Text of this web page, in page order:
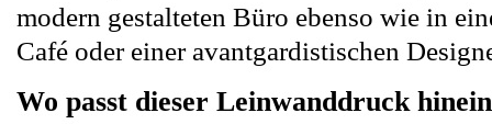
modern gestalteten Büro ebenso wie in
Café oder einer avantgardistischen
Wo passt dieser Leinwanddruck